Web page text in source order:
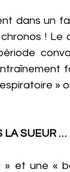
dans un
! Le
»
LA SUEUR …
et une «